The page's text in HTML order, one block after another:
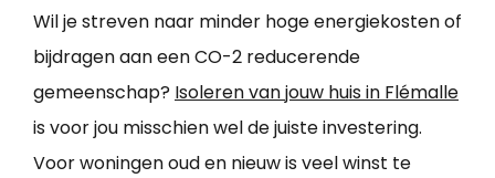
Wil je streven naar minder hoge energiekosten of
bijdragen aan een CO-2 reducerende
gemeenschap? Isoleren van jouw huis in Flémalle
is voor jou misschien wel de juiste investering.
Voor woningen oud en nieuw is veel winst te